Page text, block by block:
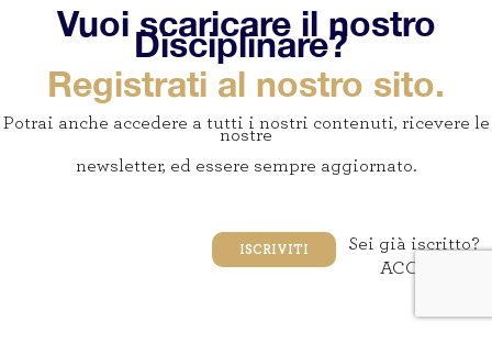
Vuoi scaricare il nostro
Disciplinare?
Registrati al nostro sito.
Potrai anche accedere a tutti i nostri contenuti, ricevere le
nostre
newsletter, ed essere sempre aggiornato.
ISCRIVITI
Sei già iscritto?
ACCEDI